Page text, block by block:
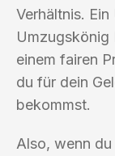
Verhältnis.
Umzugskönig
einem fairen
du für dein
bekommst.
Also, wenn